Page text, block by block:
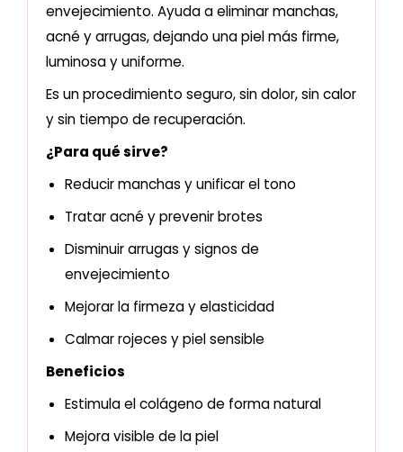
envejecimiento. Ayuda a eliminar manchas,
acné y arrugas, dejando una piel más firme,
luminosa y uniforme.
Es un procedimiento seguro, sin dolor, sin calor
y sin tiempo de recuperación.
¿Para qué sirve?
Reducir manchas y unificar el tono
Tratar acné y prevenir brotes
Disminuir arrugas y signos de
envejecimiento
Mejorar la firmeza y elasticidad
Calmar rojeces y piel sensible
Beneficios
Estimula el colágeno de forma natural
Mejora visible de la piel